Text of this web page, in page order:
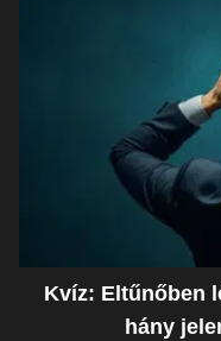
Kvíz: Eltűnőben
hány